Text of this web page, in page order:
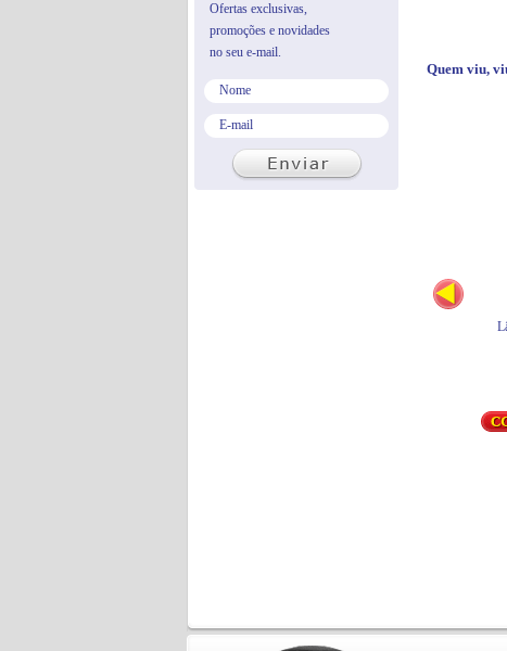
Quem viu,
Ofertas exclusivas,
promoções e novidades
no seu e-mail.